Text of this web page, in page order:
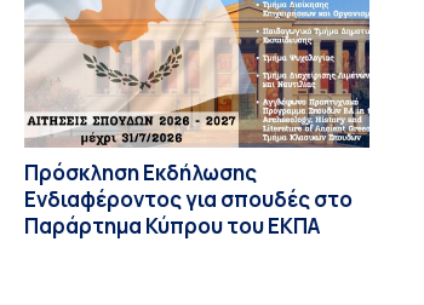
Πρόσκληση Εκδήλωσης
Ενδιαφέροντος για σπουδές στο
Παράρτημα Κύπρου του ΕΚΠΑ